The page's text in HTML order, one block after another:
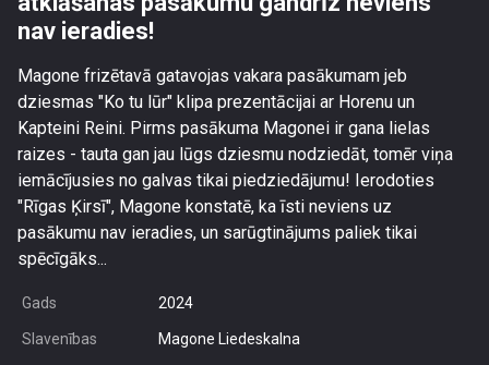
nav ieradies!
Magone frizētavā gatavojas vakara pasākumam jeb
dziesmas "Ko tu lūr" klipa prezentācijai ar Horenu un
Kapteini Reini. Pirms pasākuma Magonei ir gana lielas
raizes - tauta gan jau lūgs dziesmu nodziedāt, tomēr viņa
iemācījusies no galvas tikai piedziedājumu! Ierodoties
"Rīgas Ķirsī", Magone konstatē, ka īsti neviens uz
pasākumu nav ieradies, un sarūgtinājums paliek tikai
spēcīgāks...
Gads 2024
Slavenības Magone Liedeskalna